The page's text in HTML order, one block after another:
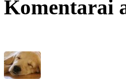
Komentarai